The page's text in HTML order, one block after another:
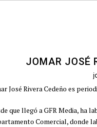
JOMAR JOSÉ
José Rivera Cedeño es
que llegó a GFR Media, ha
Comercial, donde